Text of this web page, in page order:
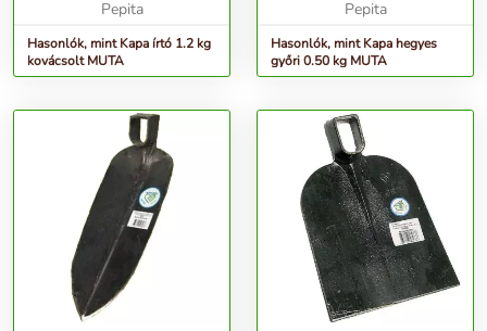
Pepita
Hasonlók, mint Kapa írtó 1.2 kg
kovácsolt MUTA
Pepita
Hasonlók, mint Kapa hegyes
győri 0.50 kg MUTA